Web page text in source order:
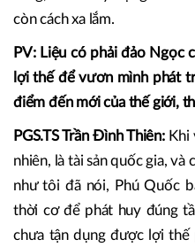
Điểm cuối cùng tôi muốn
tuyệt vời hơn nữa. Hiện
ưu tiên kết nối quốc tế ở
năng, so với kỳ vọng dành
còn cách xa lắm.
PV: Liệu có phải đảo Ngọc
lợi thế để vươn mình phát
điểm đến mới của thế giới,